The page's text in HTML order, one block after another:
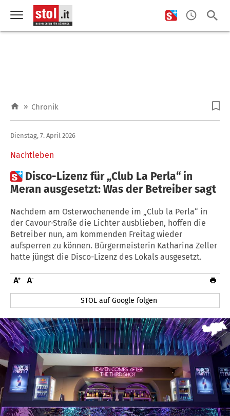
» Chronik
Nachtleben
Dienstag, 7. April 2026
 Disco-Lizenz für „Club La Perla“ in
Meran ausgesetzt: Was der Betreiber sagt
Nachdem am Osterwochenende im „Club la Perla“ in
der Cavour-Straße die Lichter ausblieben, hoffen die
Betreiber nun, am kommenden Freitag wieder
aufsperren zu können. Bürgermeisterin Katharina Zeller
hatte jüngst die Disco-Lizenz des Lokals ausgesetzt.
STOL auf Google folgen